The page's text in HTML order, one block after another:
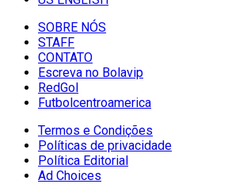
SOBRE NÓS
STAFF
CONTATO
Escreva no Bolavip
RedGol
Futbolcentroamerica
Termos e Condições
Políticas de privacidade
Política Editorial
Ad Choices